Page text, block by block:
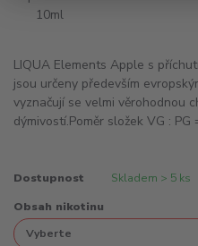
LIQUA Elements Apple s
jsou určeny především
vyznačují se velmi věrohodnou
dýmivostí.Poměr složek VG : PG
Dostupnost Skladem > 5 ks
Obsah nikotinu